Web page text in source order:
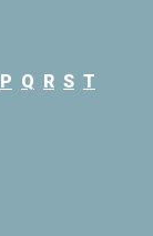
P Q R S T